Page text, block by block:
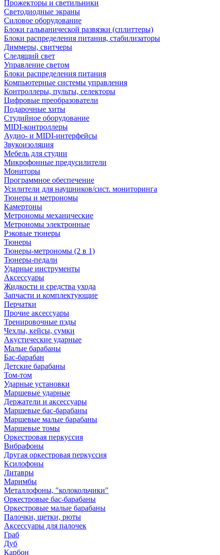
Прожекторы и светильники
Светодиодные экраны
Силовое оборудование
Блоки гальванической развязки (сплиттеры)
Блоки распределения питания, стабилизаторы
Диммеры, свитчеры
Следящий свет
Управление светом
Блоки распределения питания
Компьютерные системы управления
Контроллеры, пульты, селекторы
Цифровые преобразователи
Подарочные хиты
Студийное оборудование
MIDI-контроллеры
Аудио- и MIDI-интерфейсы
Звукоизоляция
Мебель для студии
Микрофонные предусилители
Мониторы
Программное обеспечение
Усилители для наушников/сист. мониторинга
Тюнеры и метрономы
Камертоны
Метрономы механические
Метрономы электронные
Рэковые тюнеры
Тюнеры
Тюнеры-метрономы (2 в 1)
Тюнеры-педали
Ударные инструменты
Аксессуары
Жидкости и средства ухода
Запчасти и комплектующие
Перчатки
Прочие аксессуары
Тренировочные пэды
Чехлы, кейсы, сумки
Акустические ударные
Mалые барабаны
Бас-барабан
Детские барабаны
Том-том
Ударные установки
Маршевые ударные
Держатели и аксессуары
Маршевые бас-барабаны
Маршевые малые барабаны
Маршевые томы
Оркестровая перкуссия
Вибрафоны
Другая оркестровая перкуссия
Ксилофоны
Литавры
Маримбы
Металлофоны, "колокольчики"
Оркестровые бас-барабаны
Оркестровые малые барабаны
Палочки, щетки, рюты
Аксессуары для палочек
Граб
Дуб
Карбон